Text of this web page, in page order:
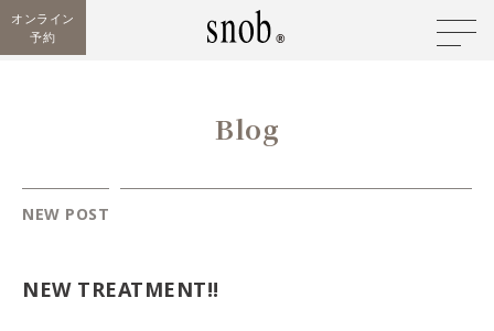
オンライン
予約
Blog
NEW POST
NEW TREATMENT!!